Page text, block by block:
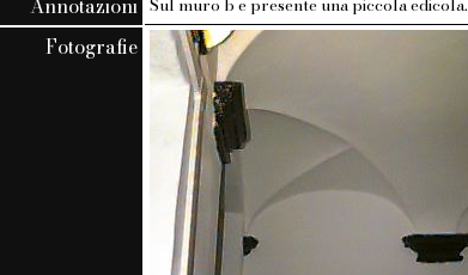
Annotazioni
Fotografie